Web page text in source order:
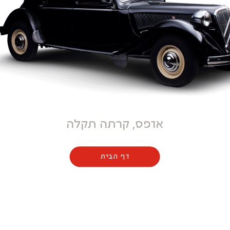
אופס, קרתה תקלה
דף הבית